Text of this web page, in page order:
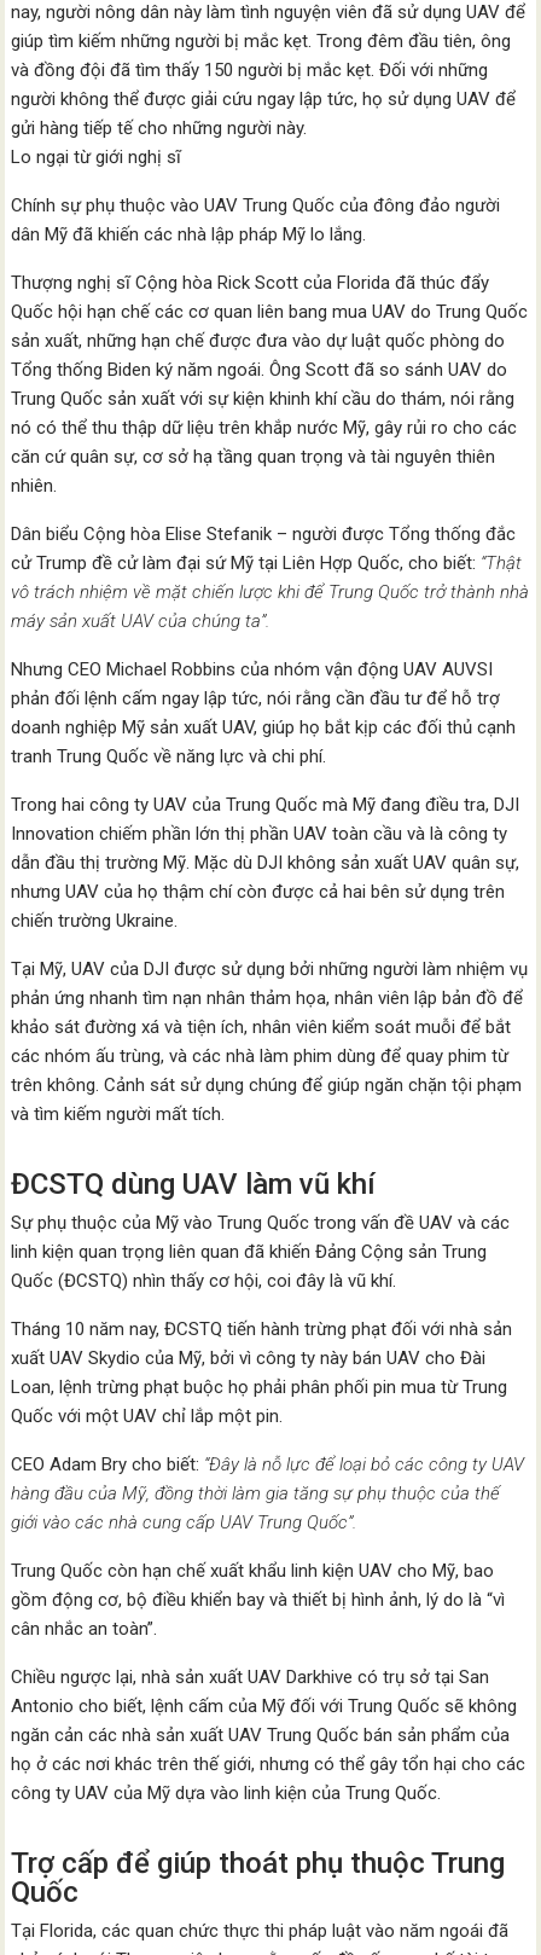
nay, người nông dân này làm tình nguyện viên đã sử dụng UAV để
giúp tìm kiếm những người bị mắc kẹt. Trong đêm đầu tiên, ông
và đồng đội đã tìm thấy 150 người bị mắc kẹt. Đối với những
người không thể được giải cứu ngay lập tức, họ sử dụng UAV để
gửi hàng tiếp tế cho những người này.
Lo ngại từ giới nghị sĩ
Chính sự phụ thuộc vào UAV Trung Quốc của đông đảo người
dân Mỹ đã khiến các nhà lập pháp Mỹ lo lắng.
Thượng nghị sĩ Cộng hòa Rick Scott của Florida đã thúc đẩy
Quốc hội hạn chế các cơ quan liên bang mua UAV do Trung Quốc
sản xuất, những hạn chế được đưa vào dự luật quốc phòng do
Tổng thống Biden ký năm ngoái. Ông Scott đã so sánh UAV do
Trung Quốc sản xuất với sự kiện khinh khí cầu do thám, nói rằng
nó có thể thu thập dữ liệu trên khắp nước Mỹ, gây rủi ro cho các
căn cứ quân sự, cơ sở hạ tầng quan trọng và tài nguyên thiên
nhiên.
Dân biểu Cộng hòa Elise Stefanik – người được Tổng thống đắc
cử Trump đề cử làm đại sứ Mỹ tại Liên Hợp Quốc, cho biết: “Thật
vô trách nhiệm về mặt chiến lược khi để Trung Quốc trở thành nhà
máy sản xuất UAV của chúng ta”.
Nhưng CEO Michael Robbins của nhóm vận động UAV AUVSI
phản đối lệnh cấm ngay lập tức, nói rằng cần đầu tư để hỗ trợ
doanh nghiệp Mỹ sản xuất UAV, giúp họ bắt kịp các đối thủ cạnh
tranh Trung Quốc về năng lực và chi phí.
Trong hai công ty UAV của Trung Quốc mà Mỹ đang điều tra, DJI
Innovation chiếm phần lớn thị phần UAV toàn cầu và là công ty
dẫn đầu thị trường Mỹ. Mặc dù DJI không sản xuất UAV quân sự,
nhưng UAV của họ thậm chí còn được cả hai bên sử dụng trên
chiến trường Ukraine.
Tại Mỹ, UAV của DJI được sử dụng bởi những người làm nhiệm vụ
phản ứng nhanh tìm nạn nhân thảm họa, nhân viên lập bản đồ để
khảo sát đường xá và tiện ích, nhân viên kiểm soát muỗi để bắt
các nhóm ấu trùng, và các nhà làm phim dùng để quay phim từ
trên không. Cảnh sát sử dụng chúng để giúp ngăn chặn tội phạm
và tìm kiếm người mất tích.
ĐCSTQ dùng UAV làm vũ khí
Sự phụ thuộc của Mỹ vào Trung Quốc trong vấn đề UAV và các
linh kiện quan trọng liên quan đã khiến Đảng Cộng sản Trung
Quốc (ĐCSTQ) nhìn thấy cơ hội, coi đây là vũ khí.
Tháng 10 năm nay, ĐCSTQ tiến hành trừng phạt đối với nhà sản
xuất UAV Skydio của Mỹ, bởi vì công ty này bán UAV cho Đài
Loan, lệnh trừng phạt buộc họ phải phân phối pin mua từ Trung
Quốc với một UAV chỉ lắp một pin.
CEO Adam Bry cho biết: “Đây là nỗ lực để loại bỏ các công ty UAV
hàng đầu của Mỹ, đồng thời làm gia tăng sự phụ thuộc của thế
giới vào các nhà cung cấp UAV Trung Quốc”.
Trung Quốc còn hạn chế xuất khẩu linh kiện UAV cho Mỹ, bao
gồm động cơ, bộ điều khiển bay và thiết bị hình ảnh, lý do là “vì
cân nhắc an toàn”.
Chiều ngược lại, nhà sản xuất UAV Darkhive có trụ sở tại San
Antonio cho biết, lệnh cấm của Mỹ đối với Trung Quốc sẽ không
ngăn cản các nhà sản xuất UAV Trung Quốc bán sản phẩm của
họ ở các nơi khác trên thế giới, nhưng có thể gây tổn hại cho các
công ty UAV của Mỹ dựa vào linh kiện của Trung Quốc.
Trợ cấp để giúp thoát phụ thuộc Trung
Quốc
Tại Florida, các quan chức thực thi pháp luật vào năm ngoái đã